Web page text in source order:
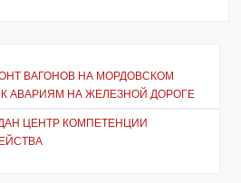
ВАГОНОВ НА МОРДОВСКОМ
АВАРИЯМ НА ЖЕЛЕЗНОЙ ДОРОГЕ
ЦЕНТР КОМПЕТЕНЦИИ